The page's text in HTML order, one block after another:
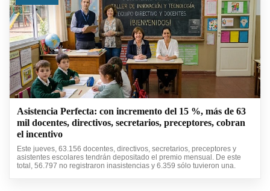
Asistencia Perfecta: con incremento del 15 %, más de 63
mil docentes, directivos, secretarios, preceptores, cobran
el incentivo
Este jueves, 63.156 docentes, directivos, secretarios, preceptores y
asistentes escolares tendrán depositado el premio mensual. De este
total, 56.797 no registraron inasistencias y 6.359 sólo tuvieron una.